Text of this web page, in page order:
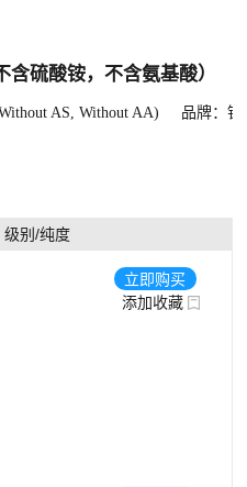
硫酸铵，不含氨基酸）
AS, Without AA)
品牌：钦
级别/纯度
立即购买
添加收藏